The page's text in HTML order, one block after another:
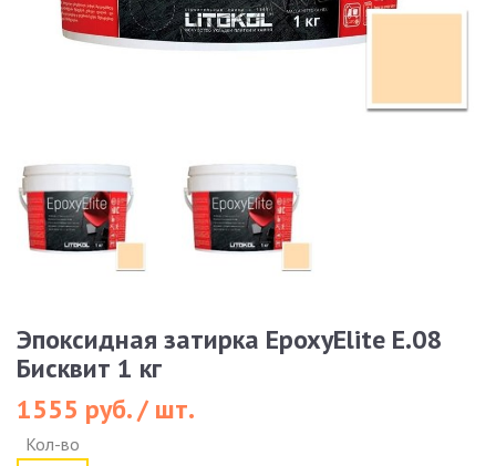
Эпоксидная затирка EpoxyElite E.08
Бисквит 1 кг
1555 руб. / шт.
Кол-во